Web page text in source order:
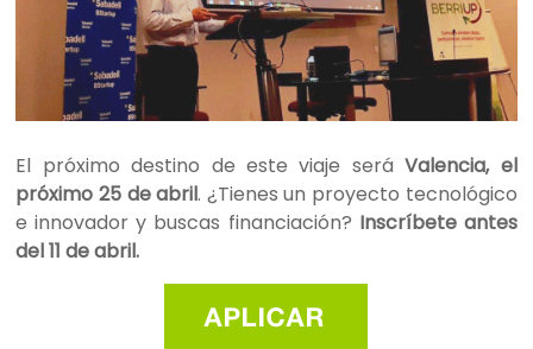
El próximo destino de este viaje será Valencia, el
próximo 25 de abril. ¿Tienes un proyecto tecnológico
e innovador y buscas financiación? Inscríbete antes
del 11 de abril.